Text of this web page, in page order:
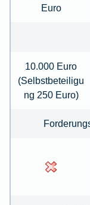
Euro
10.000 Euro
(Selbstbeteiligu
ng 250 Euro)